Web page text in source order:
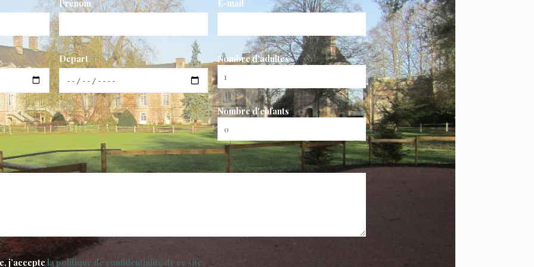
Prénom E-mail
Depart Nombre d'adultes
Nombre d'enfants
j’acceptela politique de confidentialité de ce site.